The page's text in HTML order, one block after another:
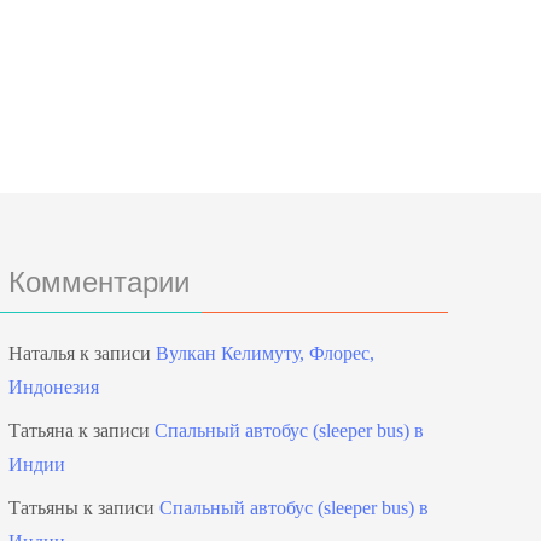
Комментарии
Наталья к записи Вулкан Келимуту, Флорес,
Индонезия
Татьяна к записи Спальный автобус (sleeper bus) в
Индии
Татьяны к записи Спальный автобус (sleeper bus) в